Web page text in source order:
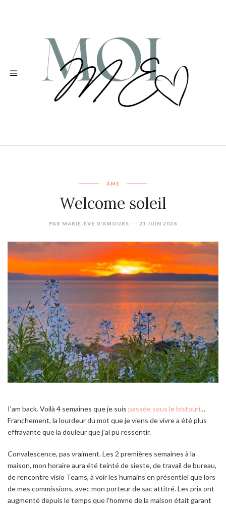
ÂME
Welcome soleil
PAR MARIE-ÈVE D'AMOURS 21 JUIN 2026
I’am back. Voilà 4 semaines que je suis passée sous le bistouri…
Franchement, la lourdeur du mot que je viens de vivre a été plus
effrayante que la douleur que j’ai pu ressentir.
Convalescence, pas vraiment. Les 2 premières semaines à la
maison, mon horaire aura été teinté de sieste, de travail de bureau,
de rencontre visio Teams, à voir les humains en présentiel que lors
de mes commissions, avec mon porteur de sac attitré. Les prix ont
augmenté depuis le temps que l’homme de la maison était garant